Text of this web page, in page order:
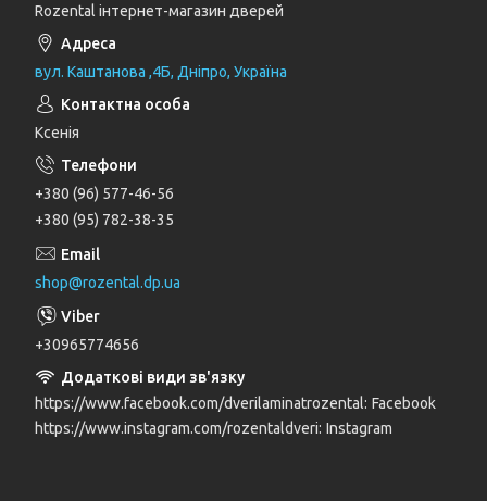
Rozental інтернет-магазин дверей
вул. Каштанова ,4Б, Дніпро, Україна
Ксенія
+380 (96) 577-46-56
+380 (95) 782-38-35
shop@rozental.dp.ua
+30965774656
https://www.facebook.com/dverilaminatrozental Facebook
https://www.instagram.com/rozentaldveri Instagram